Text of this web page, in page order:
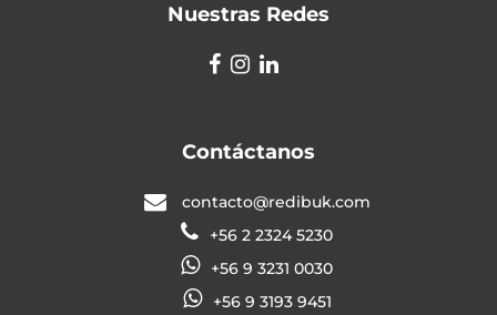
Nuestras Redes
Contáctanos
contacto@redibuk.com
+56 2 2324 5230
+56 9 3231 0030
+56 9 3193 9451